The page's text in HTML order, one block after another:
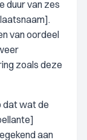
duur van zes
van oordeel
zoals deze
dat wat de
aan